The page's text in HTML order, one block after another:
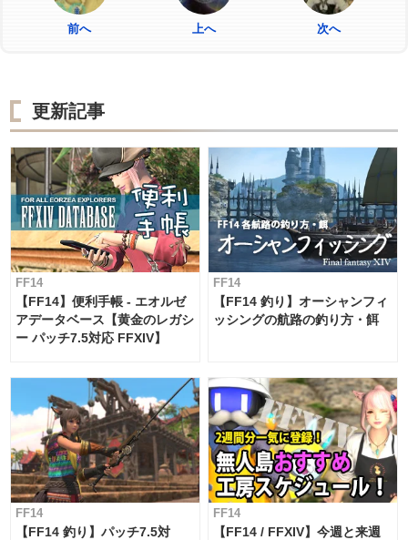
前へ 上へ 次へ
更新記事
FF14
【FF14】便利手帳 - エオルゼ
アデータベース【黄金のレガシ
ー パッチ7.5対応 FFXIV】
FF14
【FF14 釣り】オーシャンフィ
ッシングの航路の釣り方・餌
FF14
【FF14 釣り】パッチ7.5対
FF14
【FF14 / FFXIV】今週と来週